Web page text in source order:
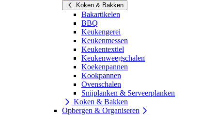
Koken & Bakken
Bakartikelen
BBQ
Keukengerei
Keukenmessen
Keukentextiel
Keukenweegschalen
Koekenpannen
Kookpannen
Ovenschalen
Snijplanken & Serveerplanken
Koken & Bakken
Opbergen & Organiseren